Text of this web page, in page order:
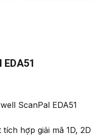
ScanPal EDA51
hợp giải mã 1D, 2D